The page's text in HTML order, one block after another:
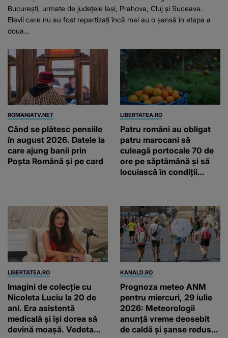
București, urmate de județele Iași, Prahova, Cluj și Suceava.
Elevii care nu au fost repartizați încă mai au o șansă în etapa a
doua...
ROMANIATV.NET
Când se plătesc pensiile
în august 2026. Datele la
care ajung banii prin
Poșta Română și pe card
LIBERTATEA.RO
Patru români au obligat
patru marocani să
culeagă portocale 70 de
ore pe săptămână și să
locuiască în condiții
LIBERTATEA.RO
Imagini de colecție cu
Nicoleta Luciu la 20 de
ani. Era asistentă
medicală și își dorea să
devină moașă. Vedeta
KANALD.RO
Prognoza meteo ANM
pentru miercuri, 29 iulie
2026: Meteorologii
anunță vreme deosebit
de caldă și șanse reduse